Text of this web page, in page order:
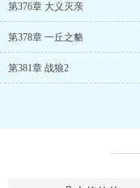
第376章 大义灭亲
第378章 一丘之貉
第381章 战狼2